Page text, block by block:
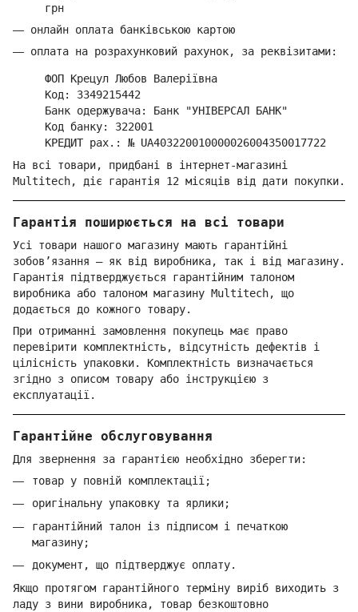
грн
— онлайн оплата банківською картою
— оплата на розрахунковий рахунок, за реквізитами:
ФОП Крецул Любов Валеріївна
Код: 3349215442
Банк одержувача: Банк "УНІВЕРСАЛ БАНК"
Код банку: 322001
КРЕДИТ рах.: № UA403220010000026004350017722
На всі товари, придбані в інтернет-магазині
Multitech, діє гарантія 12 місяців від дати покупки.
Гарантія поширюється на всі товари
Усі товари нашого магазину мають гарантійні
зобов’язання — як від виробника, так і від магазину.
Гарантія підтверджується гарантійним талоном
виробника або талоном магазину Multitech, що
додається до кожного товару.
При отриманні замовлення покупець має право
перевірити комплектність, відсутність дефектів і
цілісність упаковки. Комплектність визначається
згідно з описом товару або інструкцією з
експлуатації.
Гарантійне обслуговування
Для звернення за гарантією необхідно зберегти:
товар у повній комплектації;
оригінальну упаковку та ярлики;
гарантійний талон із підписом і печаткою
магазину;
документ, що підтверджує оплату.
Якщо протягом гарантійного терміну виріб виходить з
ладу з вини виробника, товар безкоштовно